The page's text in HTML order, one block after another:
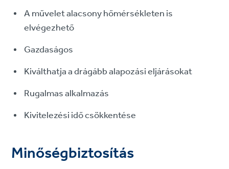
A művelet alacsony hőmérsékleten is
elvégezhető
Gazdaságos
Kiválthatja a drágább alapozási eljárásokat
Rugalmas alkalmazás
Kivitelezési idő csökkentése
Minőségbiztosítás